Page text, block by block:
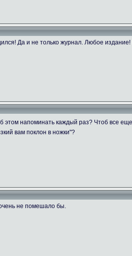
Да и не только журнал. Любое
этом напоминать каждый раз? Чтоб все
вам поклон в ножки"?
не помешало бы.